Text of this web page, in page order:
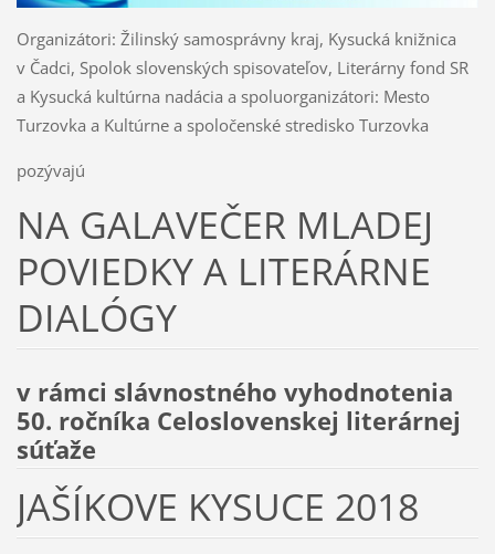
Organizátori: Žilinský samosprávny kraj, Kysucká knižnica
v Čadci, Spolok slovenských spisovateľov, Literárny fond SR
a Kysucká kultúrna nadácia a spoluorganizátori: Mesto
Turzovka a Kultúrne a spoločenské stredisko Turzovka
pozývajú
NA GALAVEČER MLADEJ
POVIEDKY A LITERÁRNE
DIALÓGY
v rámci slávnostného vyhodnotenia
50. ročníka Celoslovenskej literárnej
súťaže
JAŠÍKOVE KYSUCE 2018